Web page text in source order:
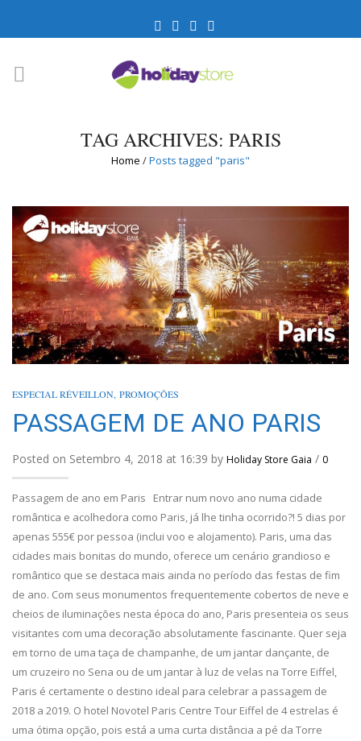
TAG ARCHIVES: PARIS
Home /Posts tagged "paris"
ESPECIAL RÉVEILLON, PROMOÇÕES
PASSAGEM DE ANO PARIS
Posted on Setembro 4, 2018 at 16:39 by Holiday Store Gaia / 0
Passagem de ano em Paris Entrar num novo ano numa cidade
romântica e acolhedora como Paris, já lhe tinha ocorrido?! 5 dias por
apenas 555€ por pessoa (inclui voo e alojamento). Paris, uma das
cidades mais bonitas do mundo, oferece um cenário grandioso e
romântico que se destaca mais ainda no período das festas de fim
de ano. Com seus monumentos frequentemente cobertos de neve e
cheios de iluminações nesta época do ano, Paris presenteia os seus
visitantes com uma decoração absolutamente fascinante. Quer seja
em torno de uma taça de champanhe, de um jantar dançante, de
um cruzeiro no Sena ou de um jantar à luz de velas na Torre Eiffel,
Paris é certamente o destino ideal para celebrar a passagem de
2018 a 2019. O hotel Novotel Paris Centre Tour Eiffel de 4 estrelas é
uma ótima opção, pois está a uma curta distância a pé da Torre